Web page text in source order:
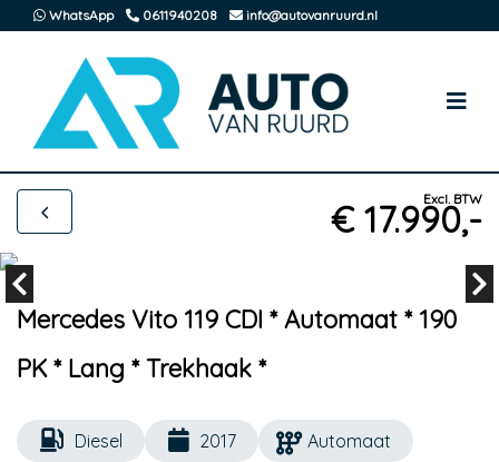
WhatsApp 0611940208 info@autovanruurd.nl
Excl. BTW
€ 17.990,-
Mercedes Vito 119 CDI * Automaat * 190
PK * Lang * Trekhaak *
Diesel 2017
Automaat